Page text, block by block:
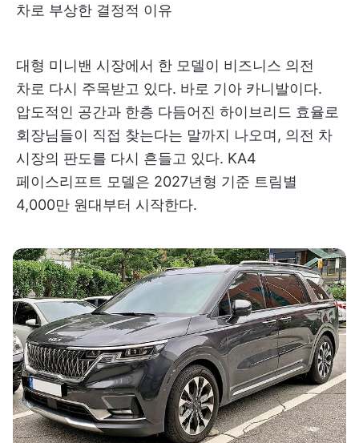
차로 부상한 결정적 이유
대형 미니밴 시장에서 한 모델이 비즈니스 의전
차로 다시 주목받고 있다. 바로 기아 카니발이다.
압도적인 공간과 한층 다듬어진 하이브리드 효율로
회장님들이 직접 찾는다는 말까지 나오며, 의전 차
시장의 판도를 다시 흔들고 있다. KA4
페이스리프트 모델은 2027년형 기준 트림별
4,000만 원대부터 시작한다.